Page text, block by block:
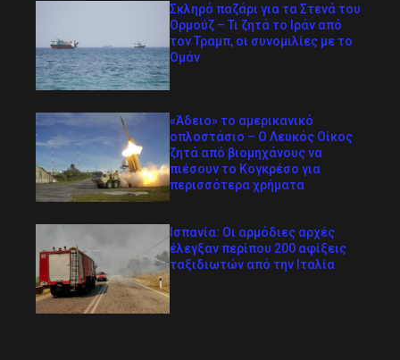
Σκληρό παζάρι για τα Στενά του
Ορμούζ – Τι ζητά το Ιράν από
τον Τραμπ, οι συνομιλίες με το
Ομάν
«Άδειο» το αμερικανικό
οπλοστάσιο – Ο Λευκός Οίκος
ζητά από βιομηχάνους να
πιέσουν το Κογκρέσο για
περισσότερα χρήματα
Ισπανία: Οι αρμόδιες αρχές
έλεγξαν περίπου 200 αφίξεις
ταξιδιωτών από την Ιταλία